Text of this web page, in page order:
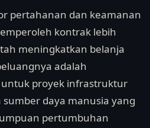
pertahanan dan keamanan
kontrak lebih
meningkatkan belanja
adalah
proyek infrastruktur
daya manusia yang
pertumbuhan